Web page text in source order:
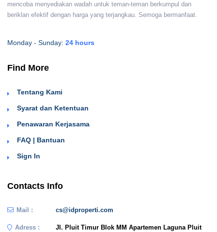
mencoba menyediakan wadah untuk teman-teman berkumpul dan
beriklan efektif dengan harga yang terjangkau. Semoga bermanfaat.
Monday - Sunday: 24 hours
Find More
Tentang Kami
Syarat dan Ketentuan
Penawaran Kerjasama
FAQ | Bantuan
Sign In
Contacts Info
Mail : cs@idproperti.com
Adress :
Jl. Pluit Timur Blok MM Apartemen Laguna Pluit